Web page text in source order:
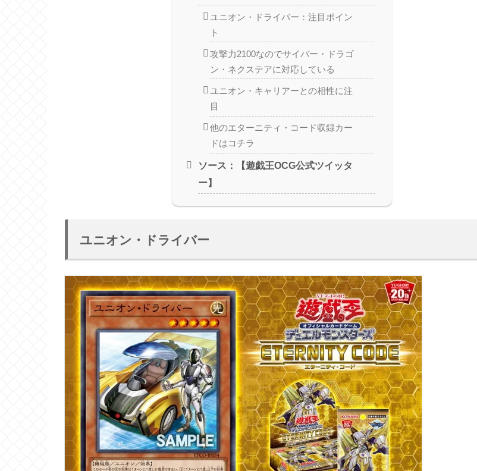
ユニオン・ドライバー：注目ポイン
ト
攻撃力2100なのでサイバー・ドラゴ
ン・ネクステアに対応している
ユニオン・キャリアーとの相性に注
目
他のエターニティ・コード収録カー
ドはコチラ
ソース：【遊戯王OCG公式ツイッタ
ー】
ユニオン・ドライバー